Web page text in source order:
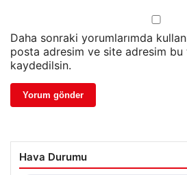
Daha sonraki yorumlarımda
posta adresim ve site adresim bu
kaydedilsin.
Hava Durumu